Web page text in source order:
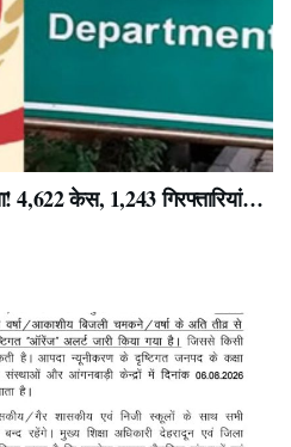
4,622 केस, 1,243 गिरफ्तारियां…